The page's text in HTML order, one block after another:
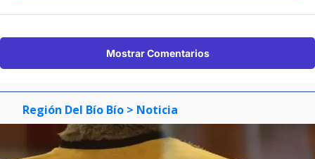
Mostrar Comentarios
Región Del Bío Bío > Noticia